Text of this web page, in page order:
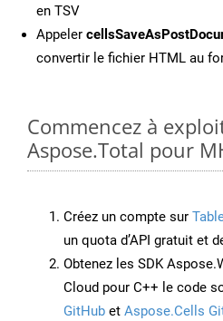
en TSV
Appeler
convertir le fichier HTML au
Commencez à
Aspose.Total pour
Créez un compte sur
un quota d’API gratuit et
Obtenez les SDK
Cloud pour C++ le code
GitHub et Aspose.Cells